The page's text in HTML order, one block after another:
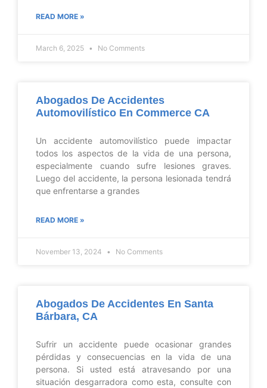
READ MORE »
March 6, 2025 No Comments
Abogados De Accidentes
Automovilístico En Commerce CA
Un accidente automovilístico puede impactar
todos los aspectos de la vida de una persona,
especialmente cuando sufre lesiones graves.
Luego del accidente, la persona lesionada tendrá
que enfrentarse a grandes
READ MORE »
November 13, 2024 No Comments
Abogados De Accidentes En Santa
Bárbara, CA
Sufrir un accidente puede ocasionar grandes
pérdidas y consecuencias en la vida de una
persona. Si usted está atravesando por una
situación desgarradora como esta, consulte con